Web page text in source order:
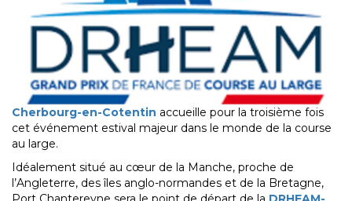
Cherbourg-en-Cotentin accueille pour la troisième fois
cet événement estival majeur dans le monde de la course
au large.
Idéalement situé au cœur de la Manche, proche de
l’Angleterre, des îles anglo-normandes et de la Bretagne,